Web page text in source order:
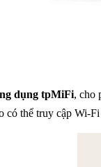
dụng tpMiFi, cho
có thể truy cập Wi-